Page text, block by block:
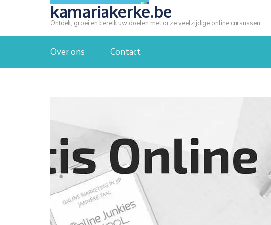
kamariakerke.be
Ontdek, groei en bereik uw doelen met onze veelzijdige online cursussen.
Over ons Contact